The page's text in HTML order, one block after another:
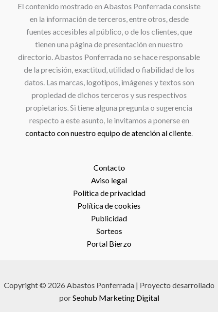
El contenido mostrado en Abastos Ponferrada consiste
en la información de terceros, entre otros, desde
fuentes accesibles al público, o de los clientes, que
tienen una página de presentación en nuestro
directorio. Abastos Ponferrada no se hace responsable
de la precisión, exactitud, utilidad o fiabilidad de los
datos. Las marcas, logotipos, imágenes y textos son
propiedad de dichos terceros y sus respectivos
propietarios. Si tiene alguna pregunta o sugerencia
respecto a este asunto, le invitamos a ponerse en
contacto con nuestro equipo de atención al cliente.
Contacto
Aviso legal
Política de privacidad
Política de cookies
Publicidad
Sorteos
Portal Bierzo
Copyright © 2026 Abastos Ponferrada | Proyecto desarrollado
porSeohub Marketing Digital